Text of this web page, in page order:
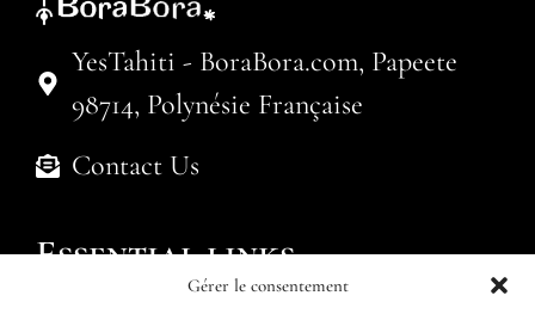
Gérer le consentement
YesTahiti - BoraBora.com, Papeete
98714, Polynésie Française
Contact Us
Essential links
Politique de cookies (UE)